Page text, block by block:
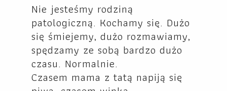
Nie jesteśmy rodziną
patologiczną. Kochamy się. Dużo
się śmiejemy, dużo rozmawiamy,
spędzamy ze sobą bardzo dużo
czasu. Normalnie.
Czasem mama z tatą napiją się